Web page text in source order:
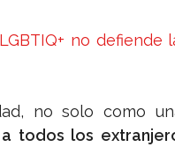
no
no solo como
todos los